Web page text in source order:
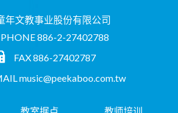
年文教事业股份有限公司
PHONE886-2-27402788
FAX 886-27402787
music@peekaboo.com.tw